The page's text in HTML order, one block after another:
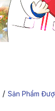
/ Sản Phẩm